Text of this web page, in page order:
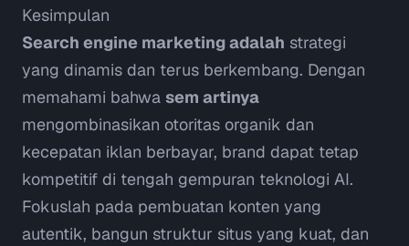
Kesimpulan
Search engine marketing adalah strategi
yang dinamis dan terus berkembang. Dengan
memahami bahwa sem artinya
mengombinasikan otoritas organik dan
kecepatan iklan berbayar, brand dapat tetap
kompetitif di tengah gempuran teknologi AI.
Fokuslah pada pembuatan konten yang
autentik, bangun struktur situs yang kuat, dan